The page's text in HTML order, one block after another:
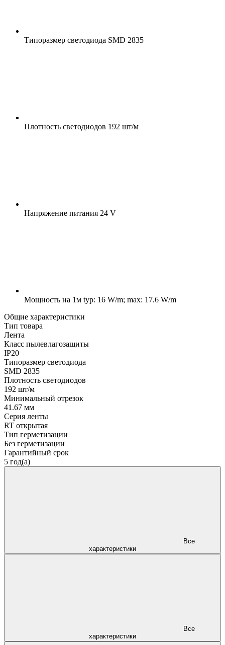
Типоразмер светодиода SMD 2835
Плотность светодиодов 192 шт/м
Напряжение питания 24 V
Мощность на 1м typ: 16 W/m; max: 17.6 W/m
Общие характеристики
Тип товара
Лента
Класс пылевлагозащиты
IP20
Типоразмер светодиода
SMD 2835
Плотность светодиодов
192 шт/м
Минимальный отрезок
41.67 мм
Серия ленты
RT открытая
Тип герметизации
Без герметизации
Гарантийный срок
5 год(а)
характеристики
характеристики